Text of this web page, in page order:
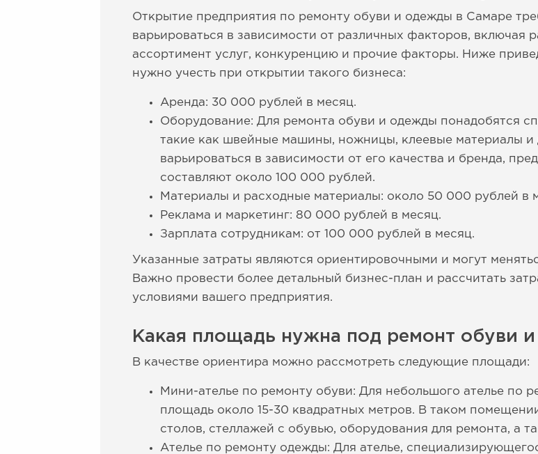
Открытие предприятия по ремонту обуви и одежды в Самаре
варьироваться в зависимости от различных факторов, включая
ассортимент услуг, конкуренцию и прочие факторы. Ниже
нужно учесть при открытии такого бизнеса:
Аренда: 30 000 рублей в месяц.
Оборудование: Для ремонта обуви и одежды понадобятся
такие как швейные машины, ножницы, клеевые материалы и
варьироваться в зависимости от его качества и бренда,
составляют около 100 000 рублей.
Материалы и расходные материалы: около 50 000 рублей в
Реклама и маркетинг: 80 000 рублей в месяц.
Зарплата сотрудникам: от 100 000 рублей в месяц.
Указанные затраты являются ориентировочными и могут
Важно провести более детальный бизнес-план и рассчитать
условиями вашего предприятия.
Какая площадь нужна под ремонт обуви
В качестве ориентира можно рассмотреть следующие площади:
Мини-ателье по ремонту обуви: Для небольшого ателье по
площадь около 15-30 квадратных метров. В таком
столов, стеллажей с обувью, оборудования для ремонта, а
Ателье по ремонту одежды: Для ателье,